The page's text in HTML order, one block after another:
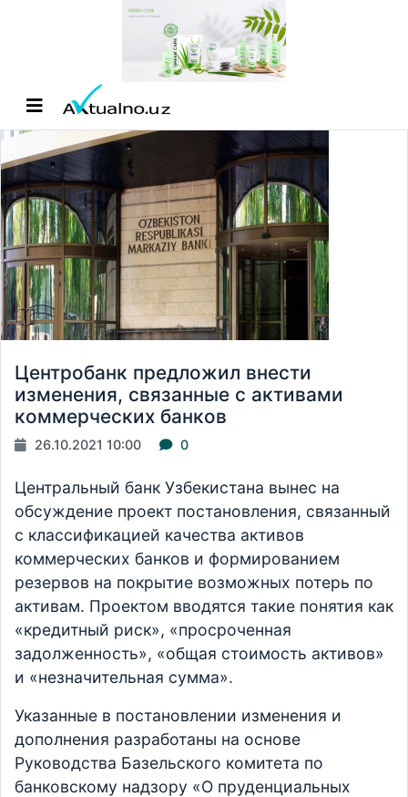
Центробанк предложил внести
изменения, связанные с активами
коммерческих банков
26.10.2021 10:00 0
Центральный банк Узбекистана вынес на
обсуждение проект постановления, связанный
с классификацией качества активов
коммерческих банков и формированием
резервов на покрытие возможных потерь по
активам. Проектом вводятся такие понятия как
«кредитный риск», «просроченная
задолженность», «общая стоимость активов»
и «незначительная сумма».
Указанные в постановлении изменения и
дополнения разработаны на основе
Руководства Базельского комитета по
банковскому надзору «О пруденциальных